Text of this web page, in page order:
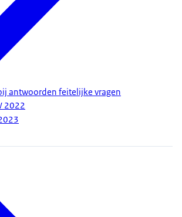
antwoorden feitelijke vragen
2022